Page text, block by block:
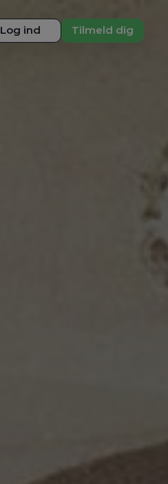
Log ind Tilmeld dig